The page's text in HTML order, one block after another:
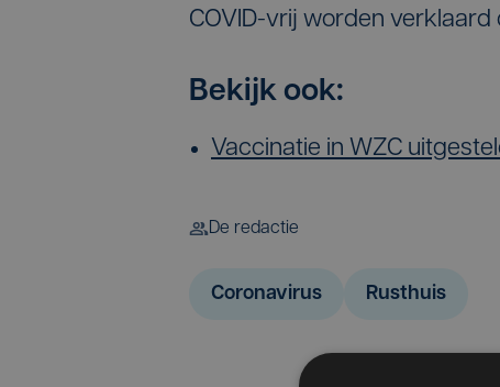
COVID-vrij worden
Bekijk ook:
Vaccinatie in WZC
De redactie
Coronavirus Rusthuis